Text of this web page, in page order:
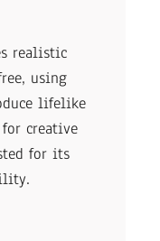
realistic
using
lifelike
creative
for its